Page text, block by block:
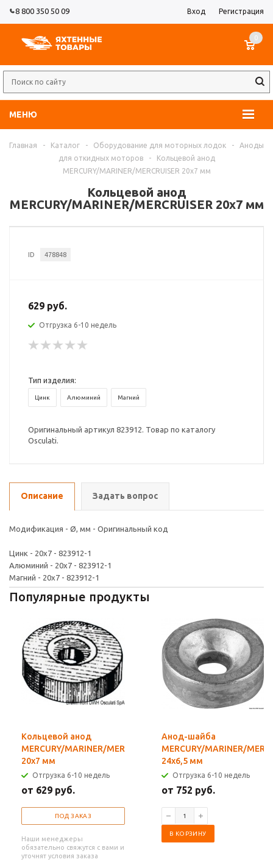
8 800 350 50 09 Вход Регистрация
МЕНЮ
0
Главная - Каталог - Оборудование для моторных лодок -
Аноды
для откидных моторов
-
Кольцевой анод
MERCURY/MARINER/MERCRUISER 20х7 мм
Кольцевой анод
MERCURY/MARINER/MERCRUISER 20х7 мм
ID 478848
629 руб.
Отгрузка 6-10 недель
Тип изделия:
Цинк Алюминий Магний
Оригинальный артикул 823912. Товар по каталогу
Osculati.
Описание Задать вопрос
Модификация - Ø, мм - Оригинальный код
Цинк - 20x7 - 823912-1
Алюминий - 20x7 - 823912-1
Магний - 20x7 - 823912-1
Популярные продукты
Кольцевой анод
MERCURY/MARINER/MERCRUISER
20х7 мм
Отгрузка 6-10 недель
от 629 руб.
ПОД ЗАКАЗ
Наши менеджеры
обязательно свяжутся с вами и
уточнят условия заказа
Анод-шайба
MERCURY/MARINER/
24x6,5 мм
Отгрузка 6-10 недель
от 752 руб.
В КОРЗИНУ